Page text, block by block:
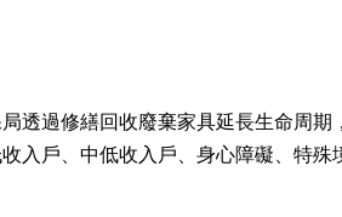
透過修繕回收廢棄家具延長生命周
入戶、中低收入戶、身心障礙、特